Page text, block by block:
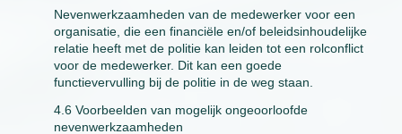
Nevenwerkzaamheden van de medewerker voor een
organisatie, die een financiële en/of beleidsinhoudelijke
relatie heeft met de politie kan leiden tot een rolconflict
voor de medewerker. Dit kan een goede
functievervulling bij de politie in de weg staan.
4.6 Voorbeelden van mogelijk ongeoorloofde
nevenwerkzaamheden